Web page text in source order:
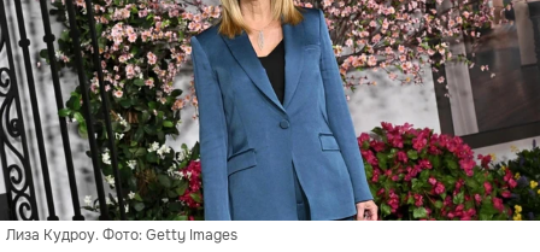
Лиза Кудроу. Фото: Getty Images